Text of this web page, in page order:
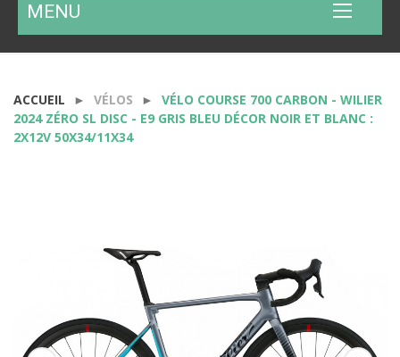
MENU
ACCUEIL VÉLOS
VÉLO COURSE 700 CARBON - WILIER
2024 ZÉRO SL DISC - E9 GRIS BLEU DÉCOR NOIR ET BLANC :
2X12V 50X34/11X34